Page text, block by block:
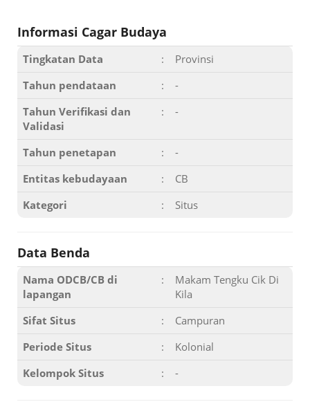
Informasi Cagar Budaya
Tingkatan Data :
Provinsi
Tahun pendataan
:
-
Tahun Verifikasi dan
Validasi
: -
Tahun penetapan :
-
Entitas kebudayaan
:
CB
Kategori
: Situs
Data Benda
Nama ODCB/CB di
lapangan
:
Makam Tengku Cik Di
Kila
Sifat Situs
:
Campuran
Periode Situs
:
Kolonial
Kelompok Situs
: -